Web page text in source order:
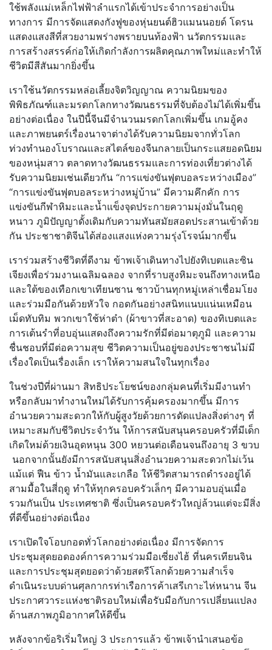
ใช้พลังแม่เหล็กไฟฟ้าลำแรกได้เข้าประจำการอย่างเป็น
ทางการ มีการจัดแสดงกังฟูของหุ่นยนต์ฮิวแมนนอยด์ โดรน
แสดงแสงสีที่สวยงามพร่างพรายบนท้องฟ้า นวัตกรรมและ
การสร้างสรรค์ก่อให้เกิดกำลังการผลิตคุณภาพใหม่และทำให้
ชีวิตมีสีสันมากยิ่งขึ้น
เราใช้นวัตกรรมหล่อเลี้ยงจิตวิญญาณ ความนิยมของ
พิพิธภัณฑ์และมรดกโลกทางวัฒนธรรมที่จับต้องไม่ได้เพิ่มขึ้น
อย่างต่อเนื่อง ในปีนี้จีนมีจำนวนมรดกโลกเพิ่มขึ้น เกมอู้คง
และภาพยนตร์เรื่องนาจาต่างได้รับความนิยมจากทั่วโลก
ท่วงทำนองโบราณและสไตล์ของจีนกลายเป็นกระแสยอดนิยม
ของหนุ่มสาว ตลาดทางวัฒนธรรมและการท่องเที่ยวต่างได้
รับความนิยมเช่นเดียวกัน “การแข่งขันฟุตบอลระหว่างเมือง”
“การแข่งขันฟุตบอลระหว่างหมู่บ้าน” มีความคึกคัก การ
แข่งขันกีฬาหิมะและน้ำแข็งจุดประกายความมุ่งมั่นในฤดู
หนาว ภูมิปัญญาดั้งเดิมกับความทันสมัยสอดประสานเข้าด้วย
กัน ประชาชาติจีนได้ส่องแสงแห่งความรุ่งโรจน์มากขึ้น
เราร่วมสร้างชีวิตที่ดีงาม ข้าพเจ้าเดินทางไปยังทิเบตและซิน
เจียงเพื่อร่วมงานเฉลิมฉลอง จากที่ราบสูงหิมะจนถึงทางเหนือ
และใต้ของเทือกเขาเทียนซาน ชาวบ้านทุกหมู่เหล่าเชื่อมโยง
และร่วมมือกันด้วยหัวใจ กอดกันอย่างสนิทแนบแน่นเหมือน
เม็ดทับทิม พวกเขาใช้ห่าต๋า (ผ้าขาวที่สะอาด) ของทิเบตและ
การเต้นรำที่อบอุ่นแสดงถึงความรักที่มีต่อมาตุภูมิ และความ
ชื่นชอบที่มีต่อความสุข ชีวิตความเป็นอยู่ของประชาชนไม่มี
เรื่องใดเป็นเรื่องเล็ก เราให้ความสนใจในทุกเรื่อง
ในช่วงปีที่ผ่านมา สิทธิประโยชน์ของกลุ่มคนที่เริ่มมีงานทำ
หรือกลับมาทำงานใหม่ได้รับการคุ้มครองมากขึ้น มีการ
อำนวยความสะดวกให้กับผู้สูงวัยด้วยการดัดแปลงสิ่งต่างๆ ที่
เหมาะสมกับชีวิตประจำวัน ให้การสนับสนุนครอบครัวที่มีเด็ก
เกิดใหม่ด้วยเงินอุดหนุน 300 หยวนต่อเดือนจนถึงอายุ 3 ขวบ
นอกจากนั้นยังมีการสนับสนุนสิ่งอำนวยความสะดวกไม่เว้น
แม้แต่ ฟืน ข้าว น้ำมันและเกลือ ให้ชีวิตสามารถดำรงอยู่ได้
สามมื้อในสี่ฤดู ทำให้ทุกครอบครัวเล็กๆ มีความอบอุ่นเมื่อ
รวมกันเป็น ประเทศชาติ ซึ่งเป็นครอบครัวใหญ่ล้วนแต่จะมีสิ่ง
ที่ดีขึ้นอย่างต่อเนื่อง
เราเปิดใจโอบกอดทั่วโลกอย่างต่อเนื่อง มีการจัดการ
ประชุมสุดยอดองค์การความร่วมมือเซี่ยงไฮ้ ที่นครเทียนจิน
และการประชุมสุดยอดว่าด้วยสตรีโลกด้วยความสำเร็จ
ดำเนินระบบด่านศุลกากรท่าเรือการค้าเสรีเกาะไห่หนาน จีน
ประกาศวาระแห่งชาติรอบใหม่เพื่อรับมือกับการเปลี่ยนแปลง
ด้านสภาพภูมิอากาศให้ดีขึ้น
หลังจากข้อริเริ่มใหญ่ 3 ประการแล้ว ข้าพเจ้านำเสนอข้อ